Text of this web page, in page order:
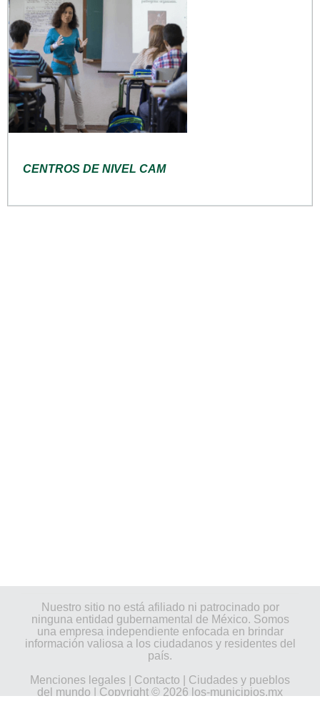
CENTROS DE NIVEL CAM
Nuestro sitio no está afiliado ni patrocinado por
ninguna entidad gubernamental de México. Somos
una empresa independiente enfocada en brindar
información valiosa a los ciudadanos y residentes del
país.
Menciones legales
Contacto
Ciudades y pueblos
del mundo | Copyright © 2026 los-municipios.mx